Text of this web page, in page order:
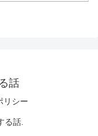
話
リシー
る話.